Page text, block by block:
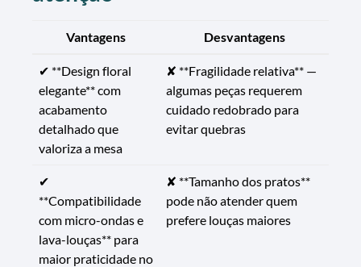
Vantagens Desvantagens
✔ **Design floral
elegante** com
acabamento
detalhado que
valoriza a mesa
✘ **Fragilidade relativa** —
algumas peças requerem
cuidado redobrado para
evitar quebras
✔
**Compatibilidade
com micro-ondas e
lava-louças** para
maior praticidade no
✘ **Tamanho dos pratos**
pode não atender quem
prefere louças maiores